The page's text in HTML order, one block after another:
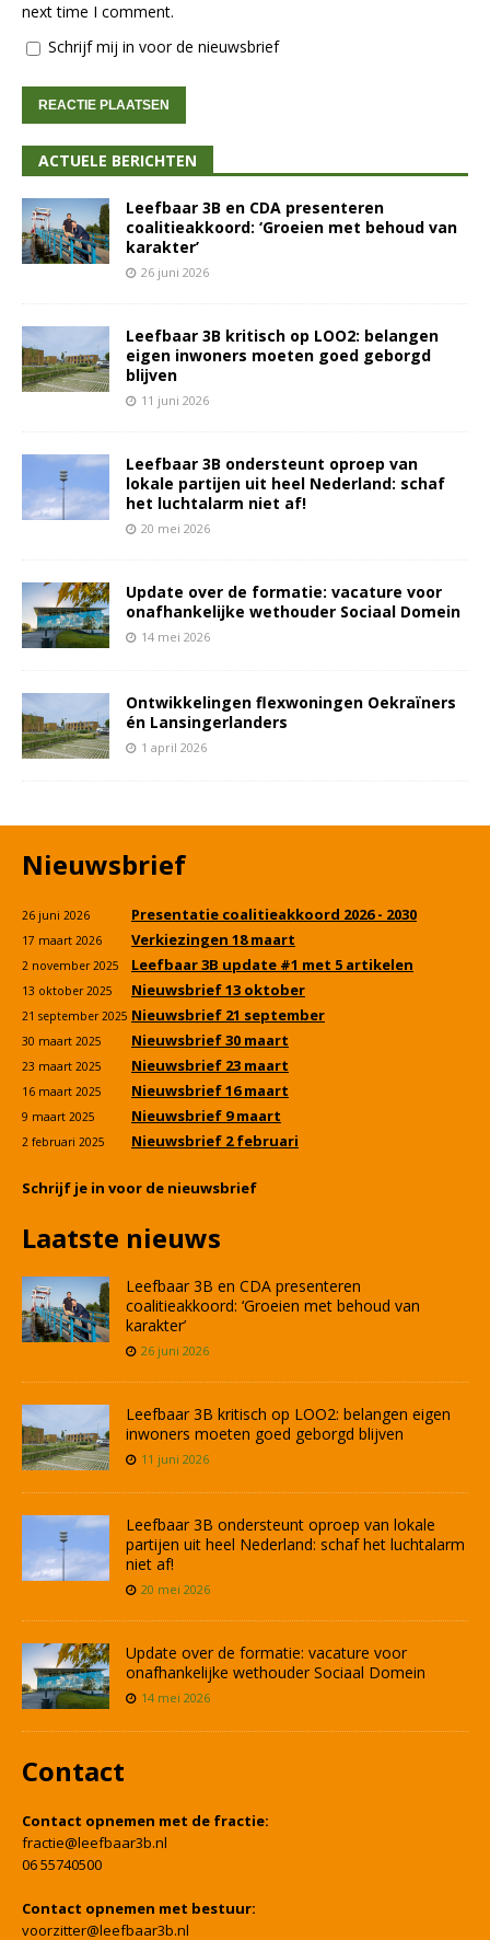
next time I comment.
Schrijf mij in voor de nieuwsbrief
ACTUELE BERICHTEN
Leefbaar 3B en CDA presenteren
coalitieakkoord: ‘Groeien met behoud van
karakter’
26 juni 2026
Leefbaar 3B kritisch op LOO2: belangen
eigen inwoners moeten goed geborgd
blijven
11 juni 2026
Leefbaar 3B ondersteunt oproep van
lokale partijen uit heel Nederland: schaf
het luchtalarm niet af!
20 mei 2026
Update over de formatie: vacature voor
onafhankelijke wethouder Sociaal Domein
14 mei 2026
Ontwikkelingen flexwoningen Oekraïners
én Lansingerlanders
1 april 2026
Nieuwsbrief
26 juni 2026 Presentatie coalitieakkoord 2026 - 2030
17 maart 2026 Verkiezingen 18 maart
2 november 2025 Leefbaar 3B update #1 met 5 artikelen
13 oktober 2025 Nieuwsbrief 13 oktober
21 september 2025 Nieuwsbrief 21 september
30 maart 2025 Nieuwsbrief 30 maart
23 maart 2025 Nieuwsbrief 23 maart
16 maart 2025 Nieuwsbrief 16 maart
9 maart 2025 Nieuwsbrief 9 maart
2 februari 2025 Nieuwsbrief 2 februari
Schrijf je in voor de nieuwsbrief
Laatste nieuws
Leefbaar 3B en CDA presenteren
coalitieakkoord: ‘Groeien met behoud van
karakter’
26 juni 2026
Leefbaar 3B kritisch op LOO2: belangen eigen
inwoners moeten goed geborgd blijven
11 juni 2026
Leefbaar 3B ondersteunt oproep van lokale
partijen uit heel Nederland: schaf het luchtalarm
niet af!
20 mei 2026
Update over de formatie: vacature voor
onafhankelijke wethouder Sociaal Domein
14 mei 2026
Contact
Contact opnemen met de fractie:
fractie@leefbaar3b.nl
06 55740500
Contact opnemen met bestuur:
voorzitter@leefbaar3b.nl